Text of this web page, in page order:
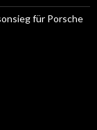
für Porsche